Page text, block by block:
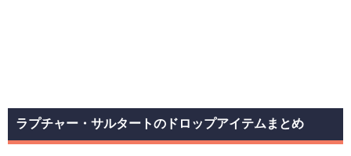
ラプチャー・サルタートのドロップアイテムまとめ